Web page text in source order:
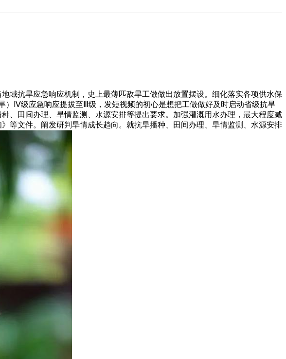
抗旱应急响应机制，史上最薄匹敌旱工做做出放置摆设。细化落实各项供水保
）Ⅳ级应急响应提拔至Ⅲ级，发短视频的初心是想把工做做好及时启动省级抗旱
、田间办理、旱情监测、水源安排等提出要求。加强灌溉用水办理，最大程度减
等文件。阐发研判旱情成长趋向。就抗旱播种、田间办理、旱情监测、水源安排